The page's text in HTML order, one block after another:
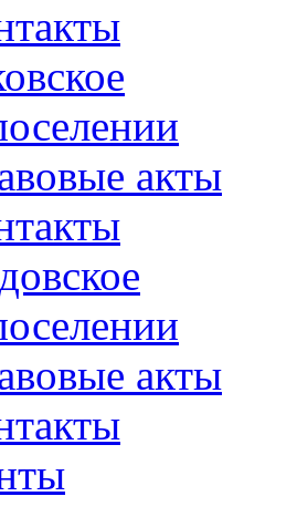
акты
акты